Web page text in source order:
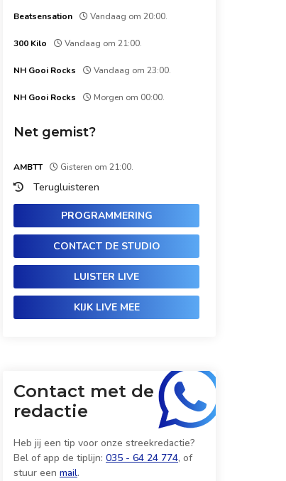
Beatsensation Vandaag om 20:00.
300 Kilo Vandaag om 21:00.
NH Gooi Rocks Vandaag om 23:00.
NH Gooi Rocks Morgen om 00:00.
Net gemist?
AMBTT Gisteren om 21:00.
Terugluisteren
PROGRAMMERING
CONTACT DE STUDIO
LUISTER LIVE
KIJK LIVE MEE
Contact met de
redactie
Heb jij een tip voor onze streekredactie?
Bel of app de tiplijn: 035 - 64 24 774, of
stuur een mail.